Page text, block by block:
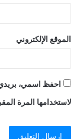
الموقع الإلكتروني
احفظ اسمي، بريدي
لاستخدامها المرة